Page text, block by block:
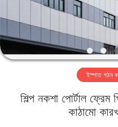
ভিডিও
ভিআর
শো
আমাদের
ইস্পাত গঠন
শিল্প নকশা পোর্টাল ফ্রেম
কাঠামো